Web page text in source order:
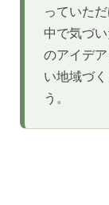
っていた
中で気づ
のアイデ
い地域づ
う。